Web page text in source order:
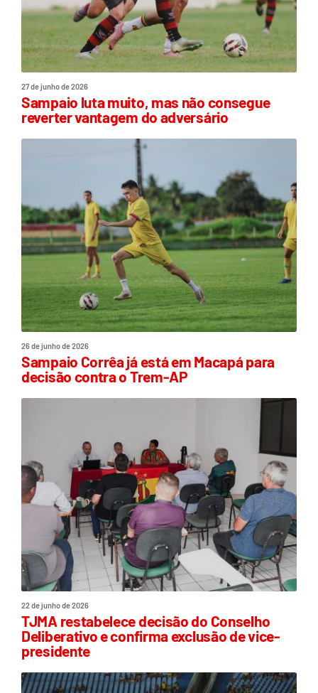
27 de junho de 2026
Sampaio luta muito, mas não consegue
reverter vantagem do adversário
26 de junho de 2026
Sampaio Corrêa já está em Macapá para
decisão contra o Trem-AP
22 de junho de 2026
TJMA restabelece decisão do Conselho
Deliberativo e confirma exclusão de vice-
presidente